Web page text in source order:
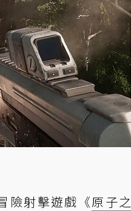
險射擊遊戲《原子之